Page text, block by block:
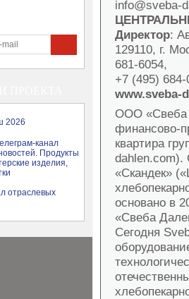
info@sveba-
Директор:
129110, г.
681-6054,
+7 (495)
www.sveba-
ООО «Свеба
финансово-
квартира
«Скандек»
основано в
«Свеба
Сегодня